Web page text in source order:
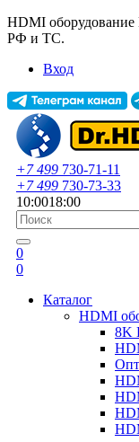
HDMI оборудование
РФ и ТС.
Вход
+7 499 730-71-11
+7 499 730-73-33
10:0018:00
0
0
Каталог
HDMI
8K